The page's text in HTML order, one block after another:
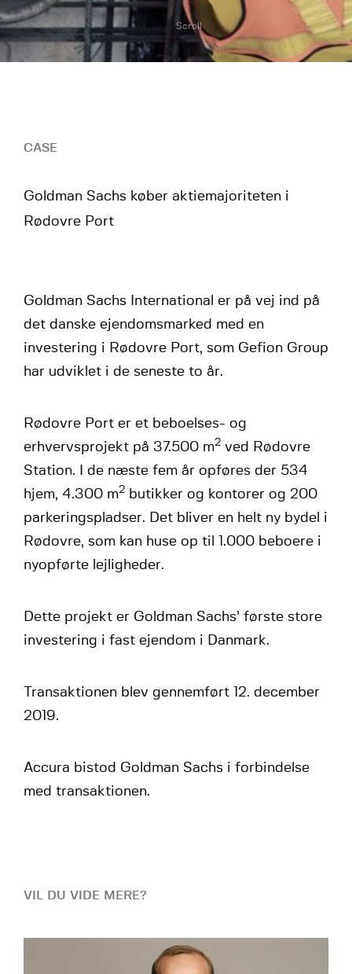
Scroll
CASE
Goldman Sachs køber aktiemajoriteten i
Rødovre Port
Goldman Sachs International er på vej ind på
det danske ejendomsmarked med en
investering i Rødovre Port, som Gefion Group
har udviklet i de seneste to år.
Rødovre Port er et beboelses- og
erhvervsprojekt på 37.500 m2 ved Rødovre
Station. I de næste fem år opføres der 534
hjem, 4.300 m2 butikker og kontorer og 200
parkeringspladser. Det bliver en helt ny bydel i
Rødovre, som kan huse op til 1.000 beboere i
nyopførte lejligheder.
Dette projekt er Goldman Sachs’ første store
investering i fast ejendom i Danmark.
Transaktionen blev gennemført 12. december
2019.
Accura bistod Goldman Sachs i forbindelse
med transaktionen.
VIL DU VIDE MERE?